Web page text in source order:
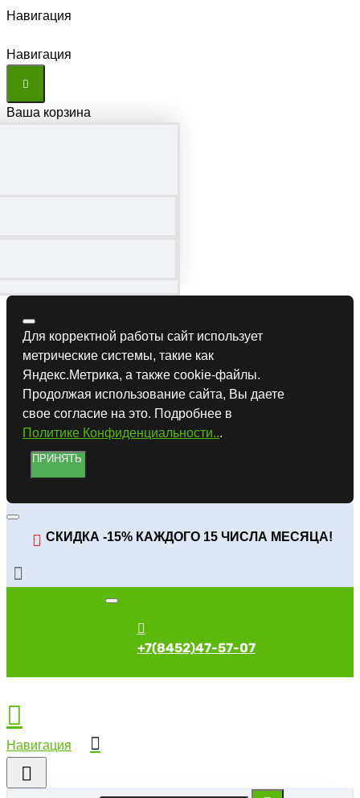
Навигация
Навигация
Ваша корзина
Для корректной работы сайт использует
метрические системы, такие как
Яндекс.Метрика, а также cookie-файлы.
Продолжая использование сайта, Вы даете
свое согласие на это. Подробнее в
Политике Конфиденциальности...
ПРИНЯТЬ
СКИДКА -15% КАЖДОГО 15 ЧИСЛА МЕСЯЦА!
+7(8452)47-57-07